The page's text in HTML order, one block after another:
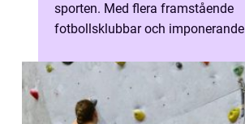
sporten. Med flera framstående
fotbollsklubbar och imponerande
professionell...